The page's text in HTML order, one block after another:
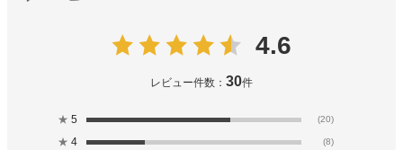
4.6
レビュー件数： 30件
★ 5 (20)
★ 4 (8)